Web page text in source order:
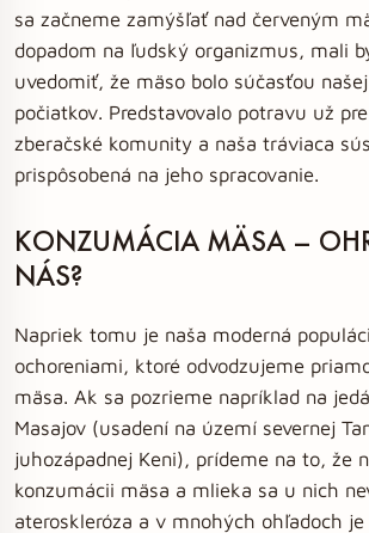
sa začneme zamýšľať nad červeným
dopadom na ľudský organizmus, mali
uvedomiť, že mäso bolo súčasťou
počiatkov. Predstavovalo potravu už
zberačské komunity a naša tráviaca
prispôsobená na jeho spracovanie.
KONZUMÁCIA MÄSA –
NÁS?
Napriek tomu je naša moderná
ochoreniami, ktoré odvodzujeme
mäsa. Ak sa pozrieme napríklad na
Masajov (usadení na území severnej
juhozápadnej Keni), prídeme na to, že
konzumácii mäsa a mlieka sa u nich
ateroskleróza a v mnohých ohľadoch